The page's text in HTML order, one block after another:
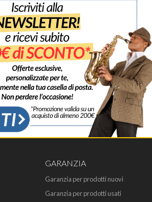
GARANZIA
Garanzia per prodotti nuovi
Garanzia per prodotti usati